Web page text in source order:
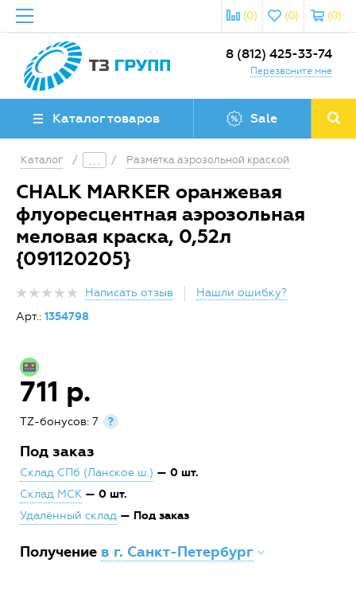
(0)
(0)
(0)
8 (812) 425-33-74
Перезвоните мне
Каталог товаров Sale
Каталог / / Разметка аэрозольной краской
CHALK MARKER оранжевая
флуоресцентная аэрозольная
меловая краска, 0,52л
{091120205}
Написать отзыв
Нашли ошибку?
Арт.: 1354798
711 р.
TZ-бонусов: 7 ?
Под заказ
Склад СПб (Ланское ш.) — 0 шт.
Склад МСК — 0 шт.
Удалённый склад — Под заказ
Получение в г. Санкт-Петербург